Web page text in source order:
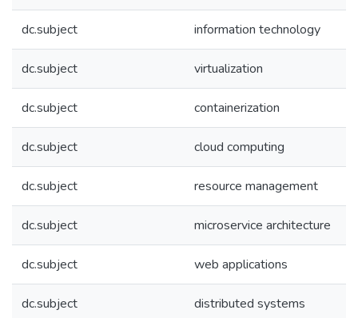
dc.subject information technology
dc.subject virtualization
dc.subject containerization
dc.subject cloud computing
dc.subject resource management
dc.subject microservice architecture
dc.subject web applications
dc.subject distributed systems